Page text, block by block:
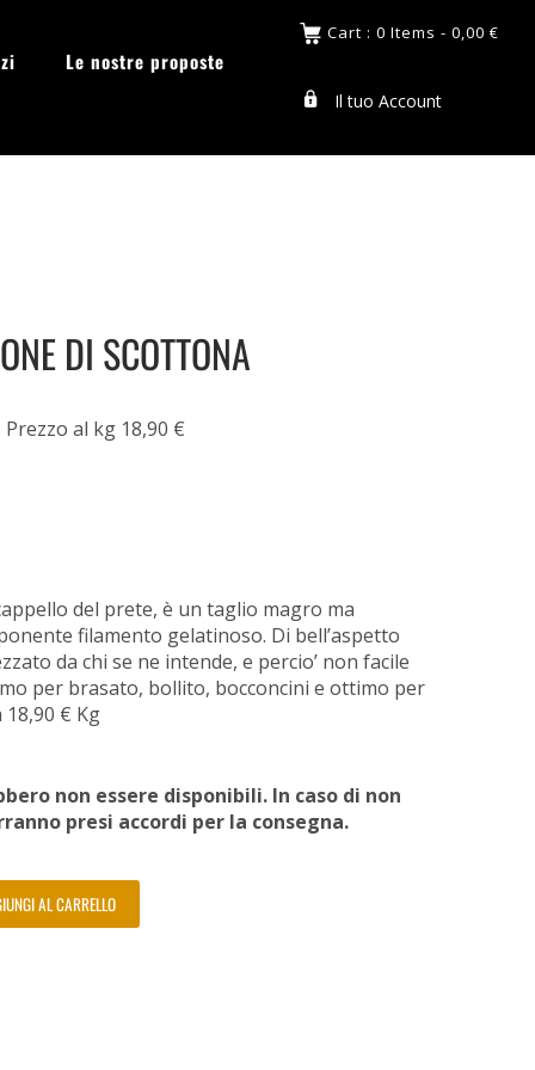
Le nostre proposte
Cart : 0 Items - 0,00 €
Il tuo Account
DI SCOTTONA
Prezzo al kg 18,90 €
del prete, è un taglio magro ma
filamento gelatinoso. Di bell’aspetto
da chi se ne intende, e percio’ non facile
per brasato, bollito, bocconcini e ottimo per
€ Kg
non essere disponibili. In caso di non
presi accordi per la consegna.
AL CARRELLO